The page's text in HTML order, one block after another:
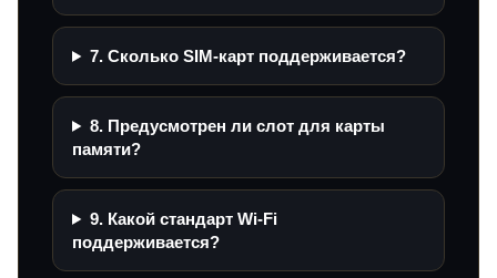
7. Сколько SIM-карт поддерживается?
8. Предусмотрен ли слот для карты
памяти?
9. Какой стандарт Wi‑Fi
поддерживается?